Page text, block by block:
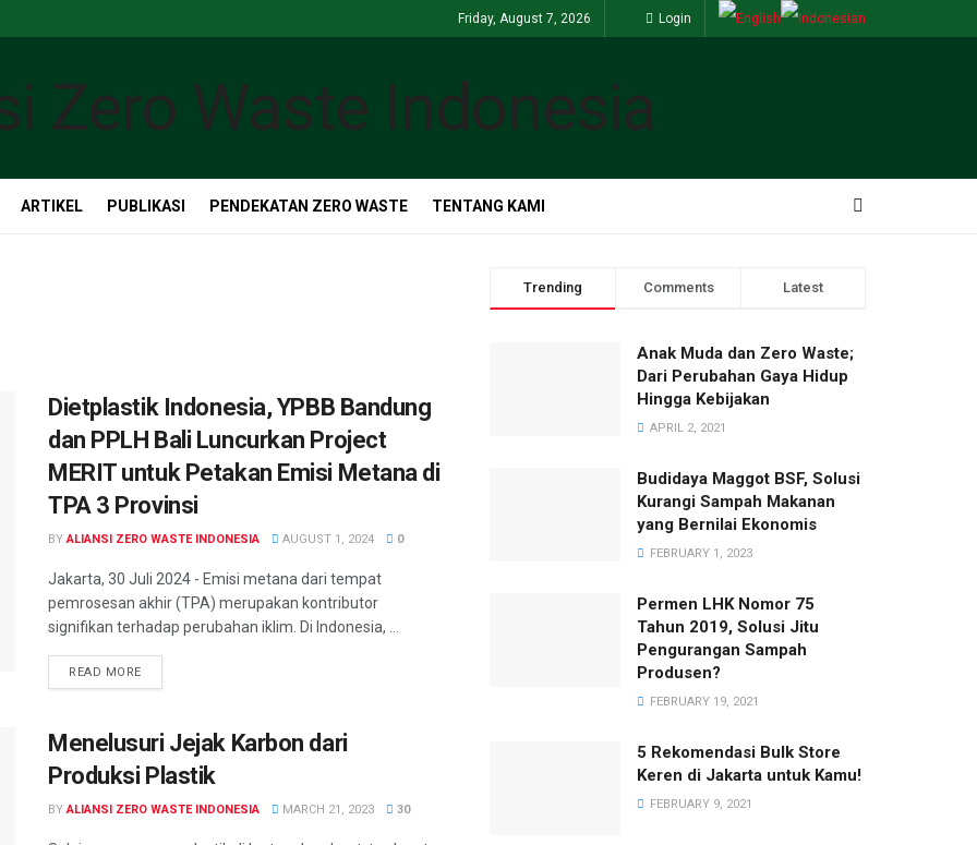
Friday, August 7, 2026 Login
ARTIKEL PUBLIKASI PENDEKATAN ZERO WASTE TENTANG KAMI
Dietplastik Indonesia, YPBB Bandung
dan PPLH Bali Luncurkan Project
MERIT untuk Petakan Emisi Metana di
TPA 3 Provinsi
BY ALIANSI ZERO WASTE INDONESIA AUGUST 1, 2024 0
Jakarta, 30 Juli 2024 - Emisi metana dari tempat
pemrosesan akhir (TPA) merupakan kontributor
signifikan terhadap perubahan iklim. Di Indonesia, ...
READ MORE
Menelusuri Jejak Karbon dari
Produksi Plastik
BY ALIANSI ZERO WASTE INDONESIA MARCH 21, 2023 30
Trending Comments Latest
Anak Muda dan Zero Waste;
Dari Perubahan Gaya Hidup
Hingga Kebijakan
APRIL 2, 2021
Budidaya Maggot BSF, Solusi
Kurangi Sampah Makanan
yang Bernilai Ekonomis
FEBRUARY 1, 2023
Permen LHK Nomor 75
Tahun 2019, Solusi Jitu
Pengurangan Sampah
Produsen?
FEBRUARY 19, 2021
5 Rekomendasi Bulk Store
Keren di Jakarta untuk Kamu!
FEBRUARY 9, 2021